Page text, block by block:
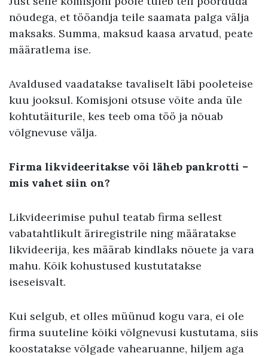
nõudega, et tööandja teile saamata palga välja
maksaks. Summa, maksud kaasa arvatud, peate
määratlema ise.
Avaldused vaadatakse tavaliselt läbi pooleteise
kuu jooksul. Komisjoni otsuse võite anda üle
kohtutäiturile, kes teeb oma töö ja nõuab
võlgnevuse välja.
Firma likvideeritakse või läheb pankrotti –
mis vahet siin on?
Likvideerimise puhul teatab firma sellest
vabatahtlikult äriregistrile ning määratakse
likvideerija, kes määrab kindlaks nõuete ja vara
mahu. Kõik kohustused kustutatakse
iseseisvalt.
Kui selgub, et olles müünud kogu vara, ei ole
firma suuteline kõiki võlgnevusi kustutama, siis
koostatakse võlgade vahearuanne, hiljem aga